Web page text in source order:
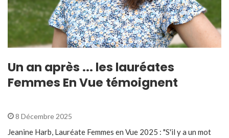
Un an après ... les lauréates
Femmes En Vue témoignent
8 Décembre 2025
Jeanine Harb, Lauréate Femmes en Vue 2025 : "S'il y a un mot